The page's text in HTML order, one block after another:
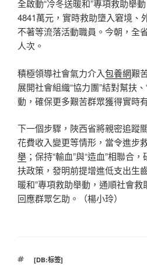
全啟動“冷冬送暖和”專項救助舉
4841萬元，實時救助墮入窘境、
不著等流落活動職員。今朝，全
人次。
積極領導社會氣力介入包養網艱
展開社會組織“協力團”結對幫扶
動，確保更多艱苦群眾獲得實時
下一個步驟，陜西省將親密追蹤
花費收入變更等情形，當令進步
舉 ；保持“輸血”與“造血”相聯合
扶政策，發明前提增進低支出生
暖和”專項救助舉動，通順社會
回應群眾乞助。（楊小玲）
標
[DB:标签]